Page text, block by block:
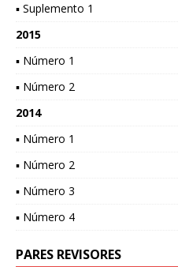
▪ Suplemento 1
2015
▪ Número 1
▪ Número 2
2014
▪ Número 1
▪ Número 2
▪ Número 3
▪ Número 4
PARES REVISORES